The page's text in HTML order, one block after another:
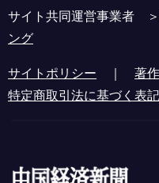
サイト共同運営事業者 ＞
ング
サイトポリシー ｜ 著
特定商取引法に基づく表記